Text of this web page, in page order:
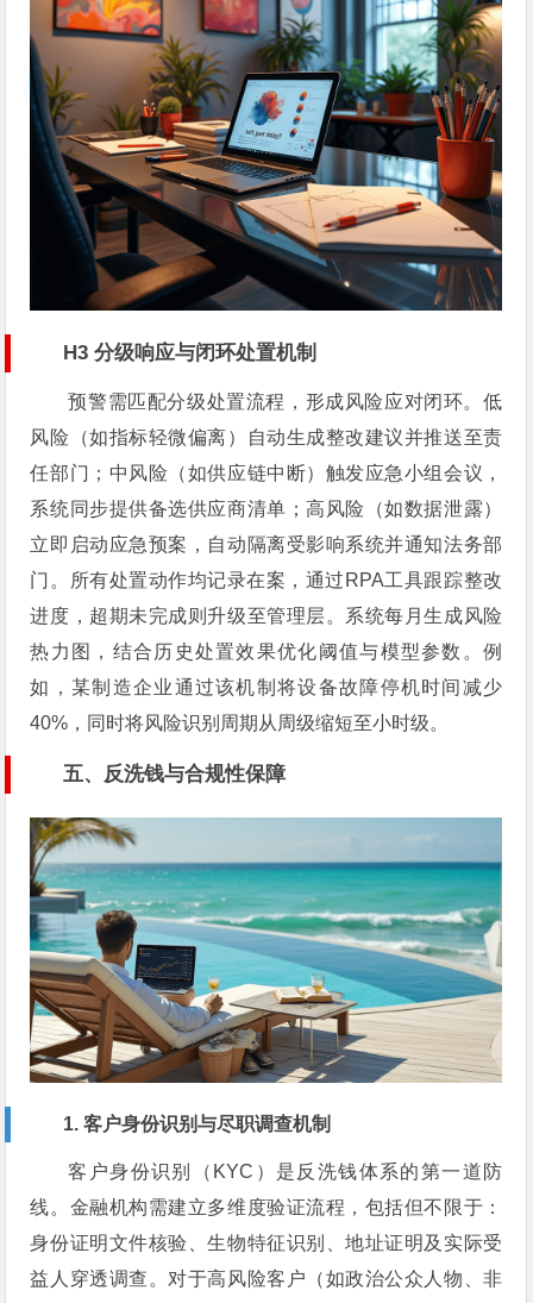
H3 分级响应与闭环处置机制
预警需匹配分级处置流程，形成风险应对闭环。低
风险（如指标轻微偏离）自动生成整改建议并推送至责
任部门；中风险（如供应链中断）触发应急小组会议，
系统同步提供备选供应商清单；高风险（如数据泄露）
立即启动应急预案，自动隔离受影响系统并通知法务部
门。所有处置动作均记录在案，通过RPA工具跟踪整改
进度，超期未完成则升级至管理层。系统每月生成风险
热力图，结合历史处置效果优化阈值与模型参数。例
如，某制造企业通过该机制将设备故障停机时间减少
40%，同时将风险识别周期从周级缩短至小时级。
五、反洗钱与合规性保障
1. 客户身份识别与尽职调查机制
客户身份识别（KYC）是反洗钱体系的第一道防
线。金融机构需建立多维度验证流程，包括但不限于：
身份证明文件核验、生物特征识别、地址证明及实际受
益人穿透调查。对于高风险客户（如政治公众人物、非